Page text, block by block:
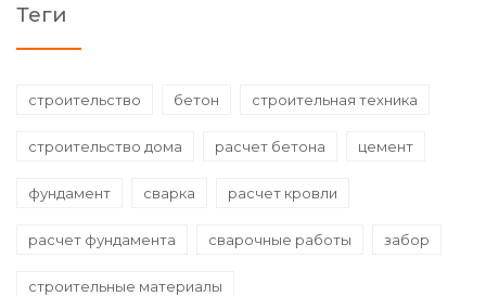
Теги
строительство бетон строительная техника
строительство дома расчет бетона цемент
фундамент сварка расчет кровли
расчет фундамента сварочные работы забор
строительные материалы